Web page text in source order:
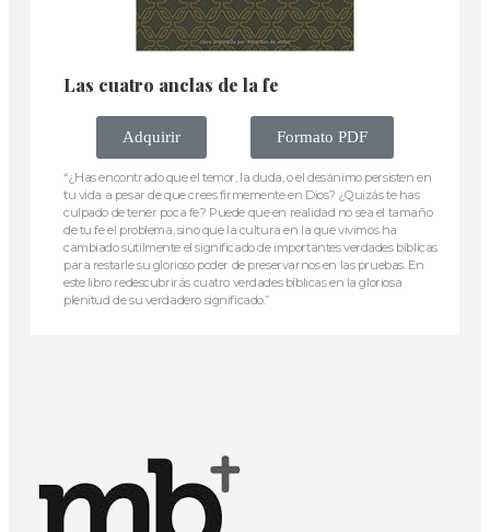
Las cuatro anclas de la fe
Adquirir Formato PDF
“¿Has encontrado que el temor, la duda, o el desánimo persisten en
tu vida a pesar de que crees firmemente en Dios? ¿Quizás te has
culpado de tener poca fe? Puede que en realidad no sea el tamaño
de tu fe el problema, sino que la cultura en la que vivimos ha
cambiado sutilmente el significado de importantes verdades bíblicas
para restarle su glorioso poder de preservarnos en las pruebas. En
este libro redescubrirás cuatro verdades bíblicas en la gloriosa
plenitud de su verdadero significado.”